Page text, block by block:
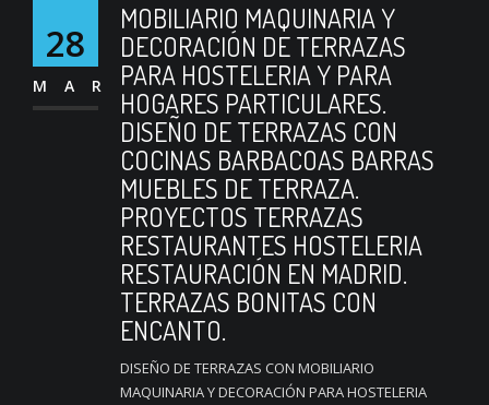
28
MAR
MOBILIARIO MAQUINARIA Y
DECORACIÓN DE TERRAZAS
PARA HOSTELERIA Y PARA
HOGARES PARTICULARES.
DISEÑO DE TERRAZAS CON
COCINAS BARBACOAS BARRAS
MUEBLES DE TERRAZA.
PROYECTOS TERRAZAS
RESTAURANTES HOSTELERIA
RESTAURACIÓN EN MADRID.
TERRAZAS BONITAS CON
ENCANTO.
DISEÑO DE TERRAZAS CON MOBILIARIO
MAQUINARIA Y DECORACIÓN PARA HOSTELERIA